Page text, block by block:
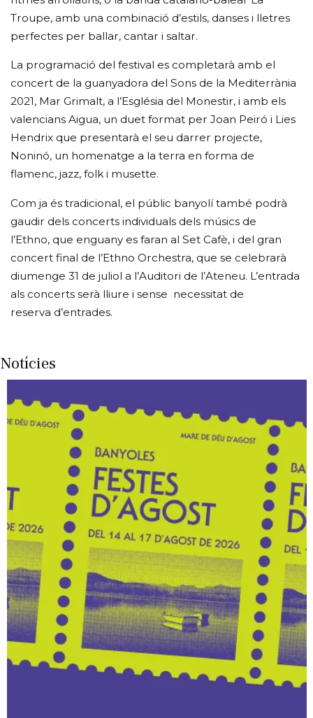
Troupe, amb una combinació d’estils, danses i lletres
perfectes per ballar, cantar i saltar.
La programació del festival es completarà amb el
concert de la guanyadora del Sons de la Mediterrània
2021, Mar Grimalt, a l’Església del Monestir, i amb els
valencians Aigua, un duet format per Joan Peiró i Lies
Hendrix que presentarà el seu darrer projecte,
Noninó, un homenatge a la terra en forma de
flamenc, jazz, folk i musette.
Com ja és tradicional, el públic banyolí també podrà
gaudir dels concerts individuals dels músics de
l’Ethno, que enguany es faran al Set Cafè, i del gran
concert final de l’Ethno Orchestra, que se celebrarà
diumenge 31 de juliol a l’Auditori de l’Ateneu. L’entrada
als concerts serà lliure i sense necessitat de
reserva d’entrades.
Notícies